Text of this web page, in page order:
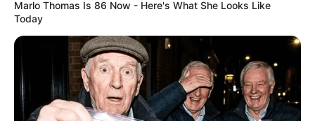
Marlo Thomas Is 86 Now - Here's What She Looks Like
Today